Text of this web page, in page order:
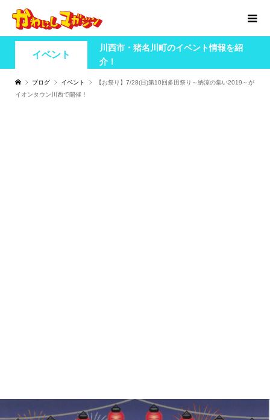
イベント
川西市・猪名川町のイベント情報を紹
介！
ブログ イベント
【お祭り】7/28(日)第10回多田祭り～納涼の集い2019～が
イオンタウン川西で開催！